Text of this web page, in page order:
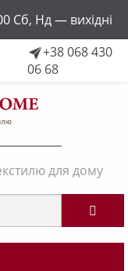
Сб, Нд — вихідні
+38 068 430
06 68
для дому